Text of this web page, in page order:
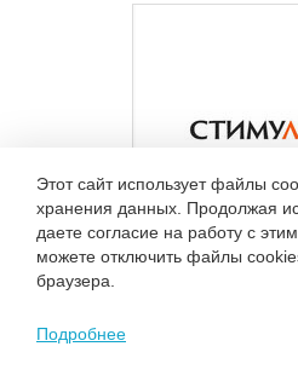
Логотип для
Этот сайт использует файлы
хранения данных. Продолжая
даете согласие на работу с
можете отключить файлы
браузера.
Подробнее